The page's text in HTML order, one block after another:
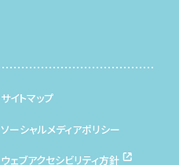
サイトマップ
ソーシャルメディアポリシー
ウェブアクセシビリティ方針